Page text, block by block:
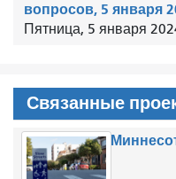
вопросов, 5 января
Пятница, 5 января
Связанные